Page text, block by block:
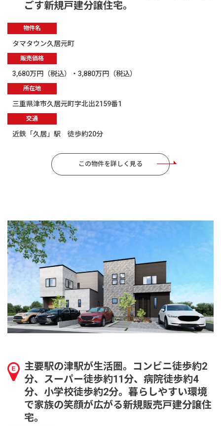
ごす新規戸建分譲住宅。
物件名
タマタウン久居元町
販売価格
3,680万円（税込）・3,880万円（税込）
所在地
三重県津市久居元町字北出2159番1
交通
近鉄「久居」駅 徒歩約20分
この物件を詳しく見る
主要駅の津駅が生活圏。コンビニ徒歩約2
分、スーパー徒歩約11分、病院徒歩約4
分、小学校徒歩約2分。暮らしやすい環境
で家族の笑顔が広がる新規販売戸建分譲住
宅。